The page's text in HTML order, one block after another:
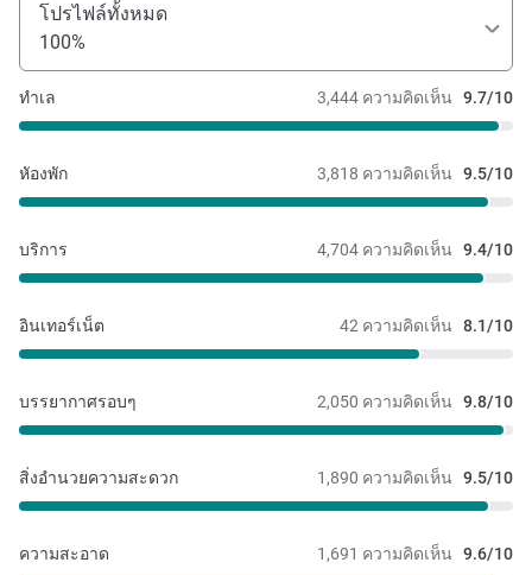
โปรไฟล์ทั้งหมด
100%
3,444 ความคิดเห็น 9.7/10
ทำเล
3,818 ความคิดเห็น 9.5/10
หัองพัก
4,704 ความคิดเห็น 9.4/10
บริการ
42 ความคิดเห็น 8.1/10
อินเทอร์เน็ต
2,050 ความคิดเห็น 9.8/10
บรรยากาศรอบๆ
1,890 ความคิดเห็น 9.5/10
สิ่งอำนวยความสะดวก
1,691 ความคิดเห็น 9.6/10
ความสะอาด